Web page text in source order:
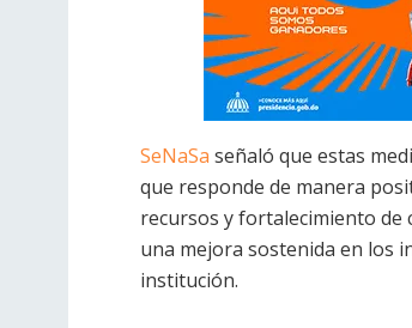
SeNaSa señaló que estas
que responde de manera
recursos y fortalecimiento
una mejora sostenida en los
institución.